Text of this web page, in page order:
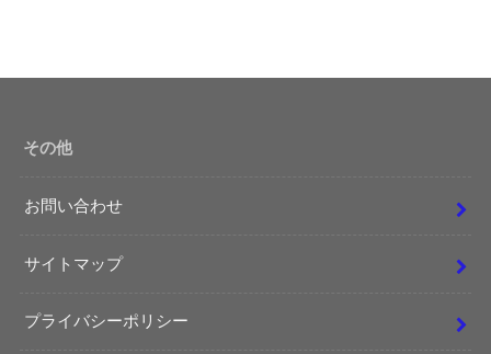
その他
お問い合わせ
サイトマップ
プライバシーポリシー